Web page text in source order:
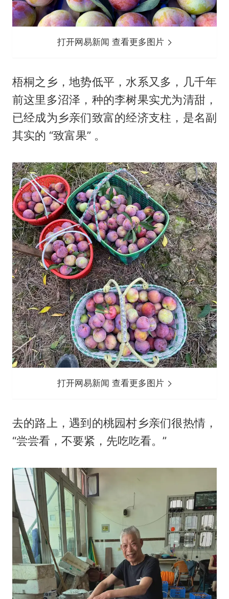
打开网易新闻 查看更多图片
梧桐之乡，地势低平，水系又多，几千年
前这里多沼泽，种的李树果实尤为清甜，
已经成为乡亲们致富的经济支柱，是名副
其实的 “致富果” 。
打开网易新闻 查看更多图片
去的路上，遇到的桃园村乡亲们很热情，
“尝尝看，不要紧，先吃吃看。”